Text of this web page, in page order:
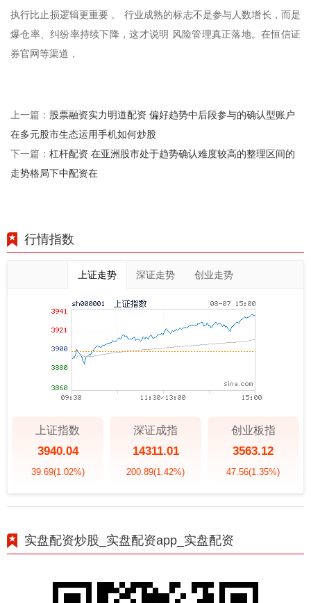
执行比止损逻辑更重要 。 行业成熟的标志不是参与人数增长，而是
爆仓率、纠纷率持续下降，这才说明 风险管理真正落地。在恒信证
券官网等渠道，
上一篇： 股票融资实力明道配资 偏好趋势中后段参与的确认型账户
在多元股市生态运用手机如何炒股
下一篇： 杠杆配资 在亚洲股市处于趋势确认难度较高的整理区间的
走势格局下中配资在
行情指数
上证走势 深证走势 创业走势
上证指数
3940.04
39.69(1.02%)
深证成指
14311.01
200.89(1.42%)
创业板指
3563.12
47.56(1.35%)
实盘配资炒股_实盘配资app_实盘配资